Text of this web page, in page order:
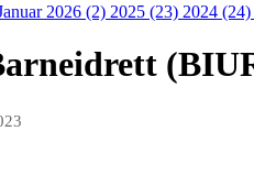
2026 (2) 2025 (23) 2024 (24)